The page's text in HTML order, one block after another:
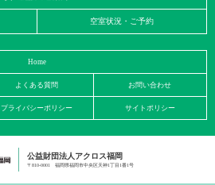
空室状況・ご予約
Home
よくある質問 お問い合わせ
プライバシーポリシー サイトポリシー
公益財団法人アクロス福岡
〒810-0001 福岡県福岡市中央区天神1丁目1番1号